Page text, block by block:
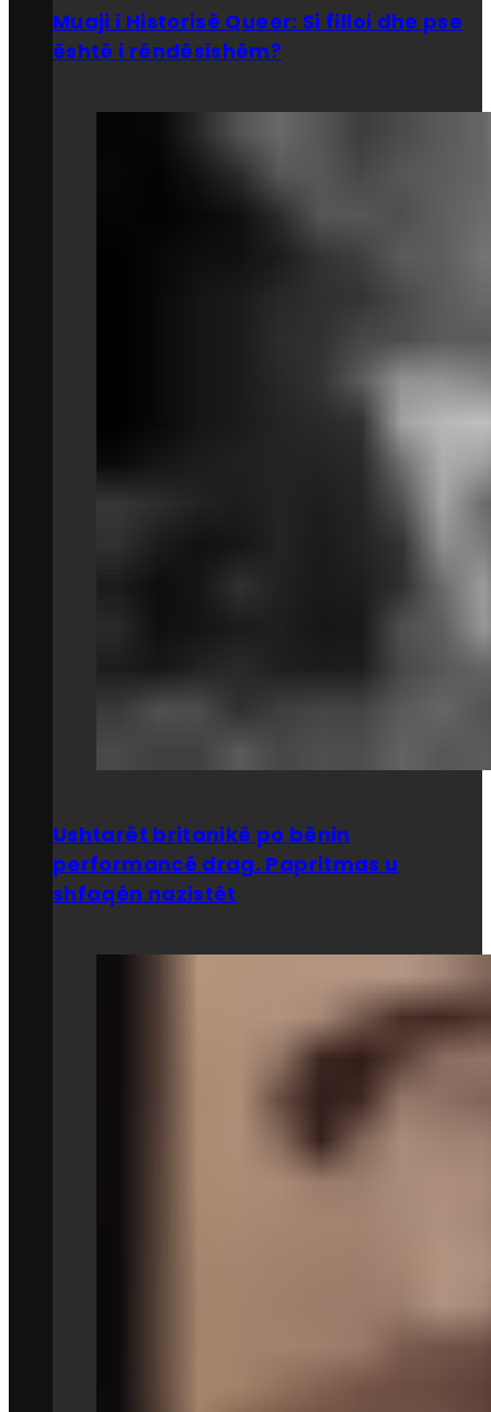
Muaji i Historisë Queer: Si filloi dhe pse
është i rëndësishëm?
Ushtarët britanikë po bënin
performancë drag. Papritmas u
shfaqën nazistët